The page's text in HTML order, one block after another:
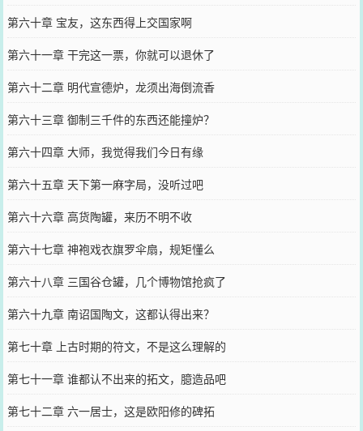
第六十章 宝友，这东西得上交国家啊
第六十一章 干完这一票，你就可以退休了
第六十二章 明代宣德炉，龙须出海倒流香
第六十三章 御制三千件的东西还能撞炉？
第六十四章 大师，我觉得我们今日有缘
第六十五章 天下第一麻字局，没听过吧
第六十六章 高货陶罐，来历不明不收
第六十七章 神袍戏衣旗罗伞扇，规矩懂么
第六十八章 三国谷仓罐，几个博物馆抢疯了
第六十九章 南诏国陶文，这都认得出来？
第七十章 上古时期的符文，不是这么理解的
第七十一章 谁都认不出来的拓文，臆造品吧
第七十二章 六一居士，这是欧阳修的碑拓